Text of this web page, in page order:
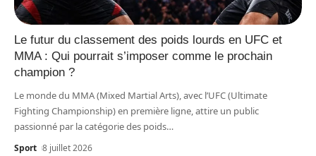
Le futur du classement des poids lourds en UFC et
MMA : Qui pourrait s’imposer comme le prochain
champion ?
Le monde du MMA (Mixed Martial Arts), avec l’UFC (Ultimate
Fighting Championship) en première ligne, attire un public
passionné par la catégorie des poids…
Sport 8 juillet 2026